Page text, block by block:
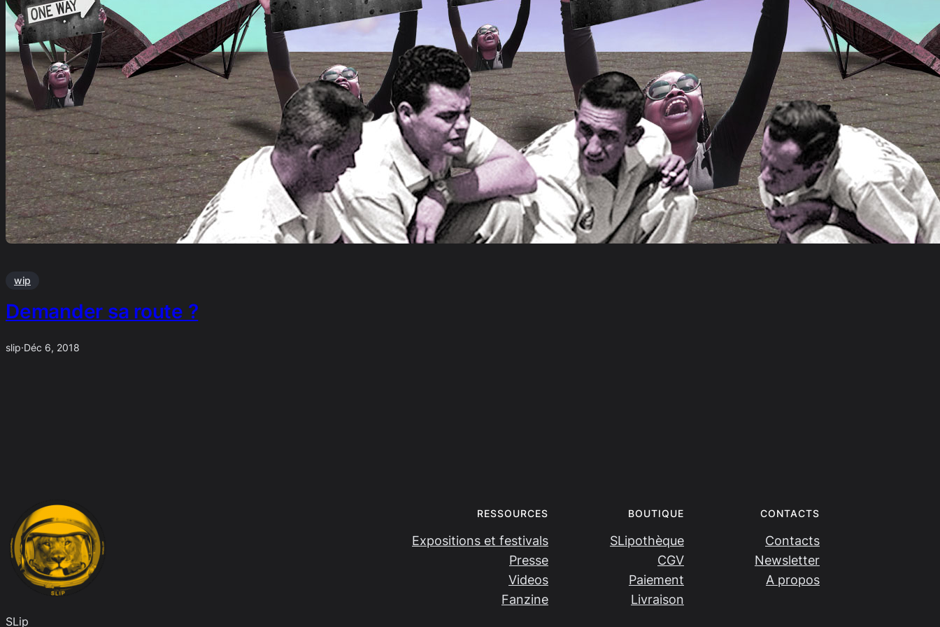
wip
Demander sa route ?
slip·Déc 6, 2018
SLip
RESSOURCES
Expositions et festivals
Presse
Videos
Fanzine
BOUTIQUE
SLipothèque
CGV
Paiement
Livraison
CONTACTS
Contacts
Newsletter
A propos